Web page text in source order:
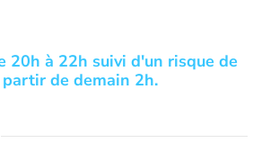
20h à 22h suivi d'un risque de
de demain 2h.